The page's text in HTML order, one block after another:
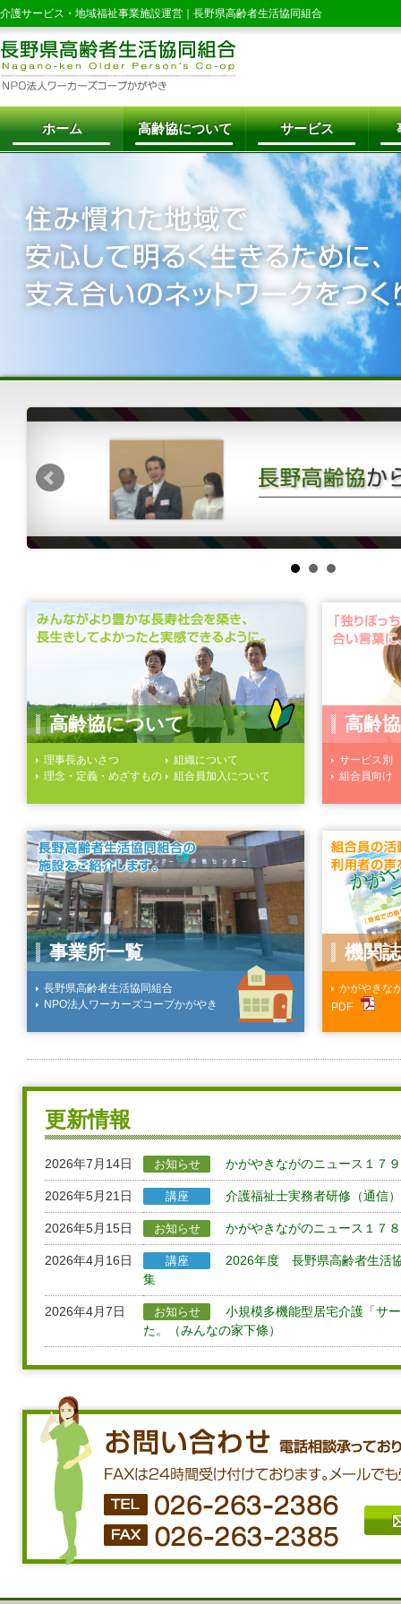
介護サービス・地域福祉事業施設運営｜ 長野県高齢者生活協同組合
ホーム 高齢協について サービス
高齢協について
理事長あいさつ
組織について
理念・定義・めざすもの
組合員加入について
高齢
サービス別
組合員向け
事業所一覧
長野県高齢者生活協同組合
NPO法人ワーカーズコープかがやき
機関
かがやきな
PDF
更新情報
2026年7月14日 お知らせ かがやきながのニュース１７
2026年5月21日 講座 介護福祉士実務者研修（通
2026年5月15日 お知らせ かがやきながのニュース１７
2026年4月16日 講座
2026年度 長野県高齢者生
集
2026年4月7日 お知らせ
小規模多機能型居宅介護「サ
た。（みんなの家下條）